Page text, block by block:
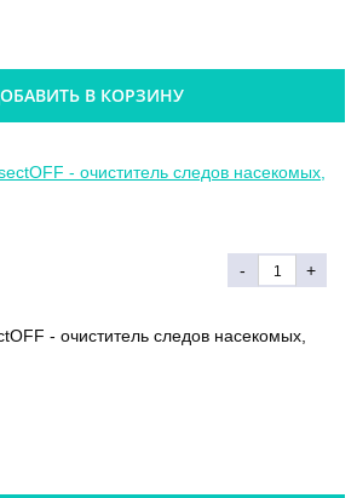
В КОРЗИНУ
- +
- очиститель следов насекомых,